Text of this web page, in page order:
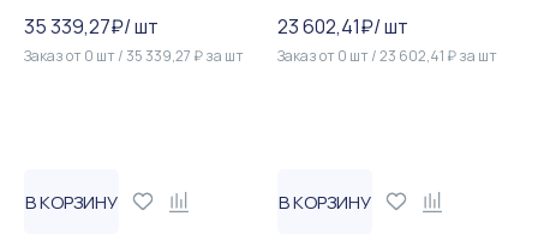
35 339,27₽/шт
Заказ от0 шт/35 339,27 ₽за шт
В КОРЗИНУ
23 602,41₽/шт
Заказ от0 шт/23 602,41 ₽за шт
В КОРЗИНУ